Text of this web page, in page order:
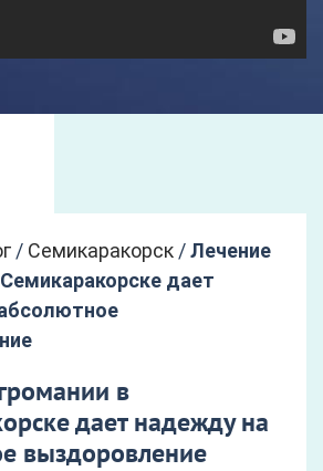
/ Семикаракорск /Лечение
дает
в
дает надежду на
выздоровление